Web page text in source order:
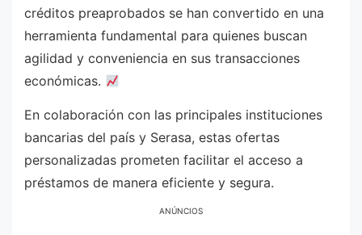
créditos preaprobados se han convertido en una
herramienta fundamental para quienes buscan
agilidad y conveniencia en sus transacciones
económicas.
En colaboración con las principales instituciones
bancarias del país y Serasa, estas ofertas
personalizadas prometen facilitar el acceso a
préstamos de manera eficiente y segura.
ANÚNCIOS